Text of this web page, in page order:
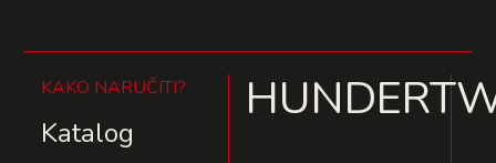
KAKO NARUČITI?
Katalog